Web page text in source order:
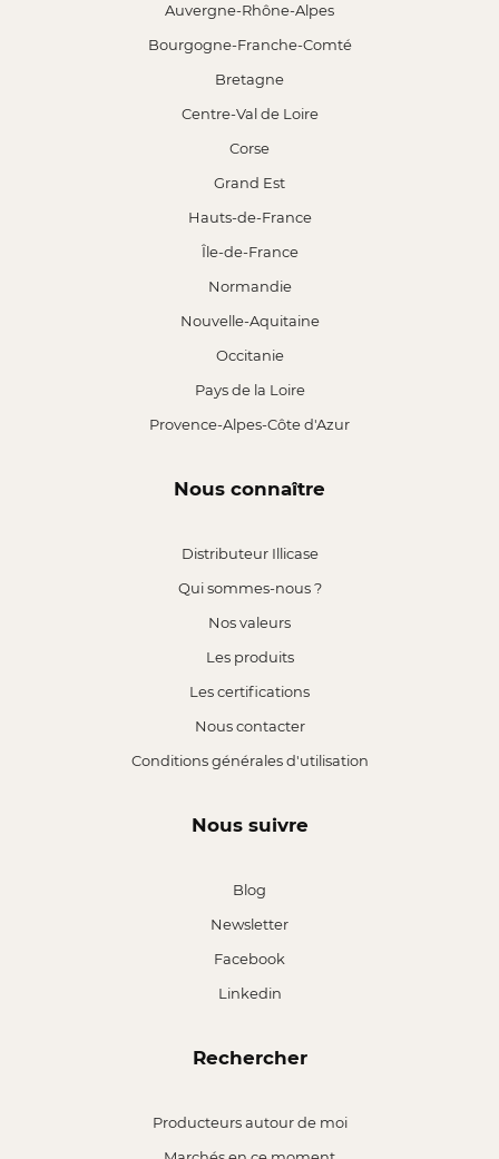
Auvergne-Rhône-Alpes
Bourgogne-Franche-Comté
Bretagne
Centre-Val de Loire
Corse
Grand Est
Hauts-de-France
Île-de-France
Normandie
Nouvelle-Aquitaine
Occitanie
Pays de la Loire
Provence-Alpes-Côte d'Azur
Nous connaître
Distributeur Illicase
Qui sommes-nous ?
Nos valeurs
Les produits
Les certifications
Nous contacter
Conditions générales d'utilisation
Nous suivre
Blog
Newsletter
Facebook
Linkedin
Rechercher
Producteurs autour de moi